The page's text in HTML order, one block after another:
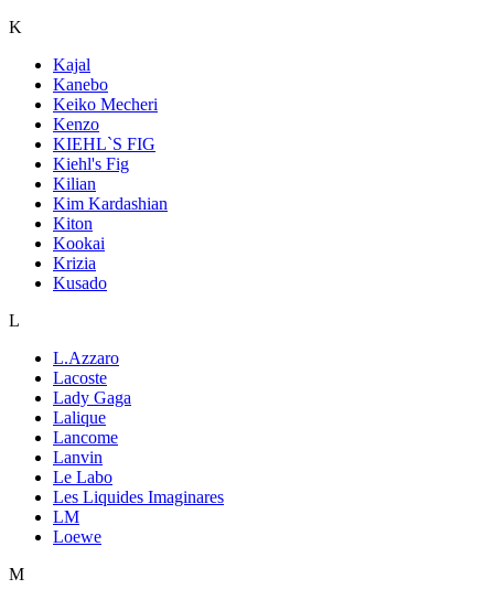
K
Kajal
Kanebo
Keiko Mecheri
Kenzo
KIEHL`S FIG
Kiehl's Fig
Kilian
Kim Kardashian
Kiton
Kookai
Krizia
Kusado
L
L.Azzaro
Lacoste
Lady Gaga
Lalique
Lancome
Lanvin
Le Labo
Les Liquides Imaginares
LM
Loewe
M